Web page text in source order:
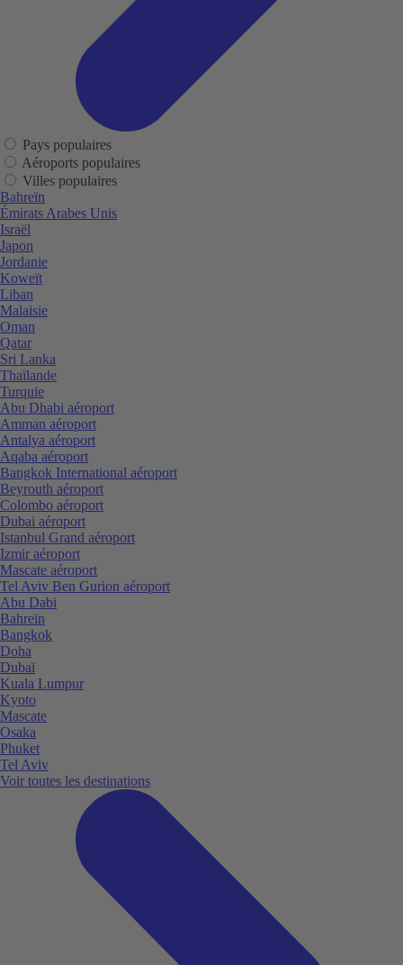
Pays populaires
Aéroports populaires
Villes populaires
Bahreïn
Émirats Arabes Unis
Israël
Japon
Jordanie
Koweït
Liban
Malaisie
Oman
Qatar
Sri Lanka
Thaïlande
Turquie
Abu Dhabi aéroport
Amman aéroport
Antalya aéroport
Aqaba aéroport
Bangkok International aéroport
Beyrouth aéroport
Colombo aéroport
Dubai aéroport
Istanbul Grand aéroport
Izmir aéroport
Mascate aéroport
Tel Aviv Ben Gurion aéroport
Abu Dabi
Bahreïn
Bangkok
Doha
Dubaï
Kuala Lumpur
Kyoto
Mascate
Osaka
Phuket
Tel Aviv
Voir toutes les destinations